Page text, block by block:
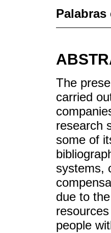
Palabras
The
carried
research
some of
systems,
due to
people